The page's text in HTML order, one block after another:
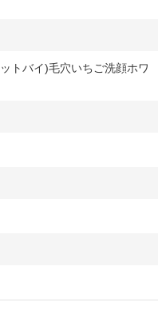
トバイ)毛穴いちご洗顔ホワ